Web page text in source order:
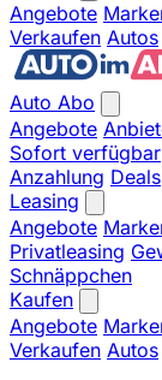
Angebote
Verkaufen Autos
Auto Abo
Angebote
Sofort verfügbar
Anzahlung Deals
Leasing
Angebote
Privatleasing
Schnäppchen
Kaufen
Angebote
Verkaufen Autos